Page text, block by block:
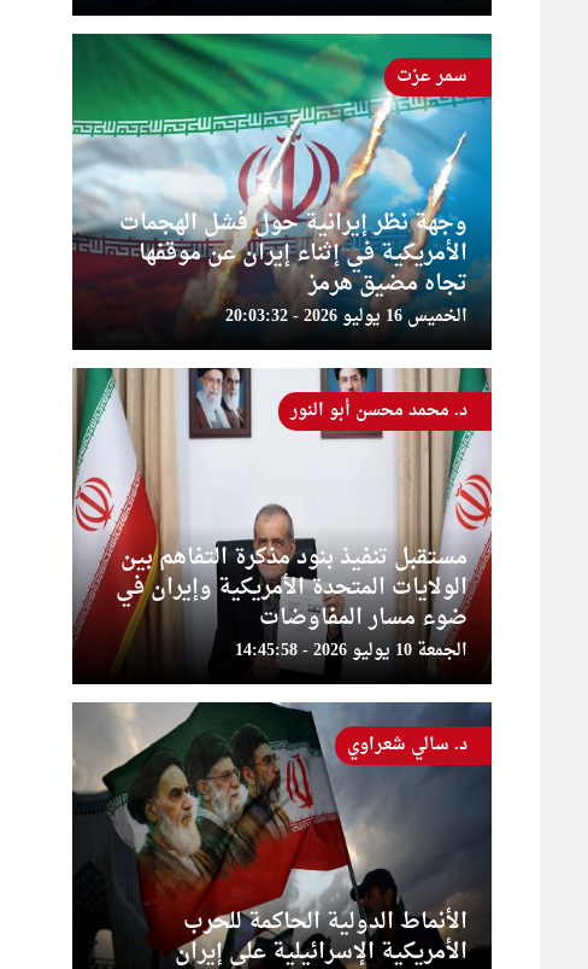
وجهة نظر إيرانية حول فشل الهجمات
الأمريكية في إثناء إيران عن موقفها
تجاه مضيق هرمز
الخميس 16 يوليو 2026 - 20:03:32
سمر عزت
مستقبل تنفيذ بنود مذكرة التفاهم بين
الولايات المتحدة الأمريكية وإيران في
ضوء مسار المفاوضات
الجمعة 10 يوليو 2026 - 14:45:58
د. محمد محسن أبو النور
الأنماط الدولية الحاكمة للحرب
الأمريكية الإسرائيلية على إيران
د. سالي شعراوي